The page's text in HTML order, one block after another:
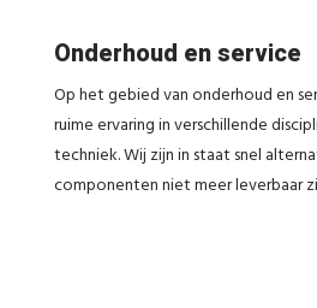
Onderhoud en service
Op het gebied van onderhoud en
ruime ervaring in verschillende
techniek. Wij zijn in staat snel
componenten niet meer leverbaar